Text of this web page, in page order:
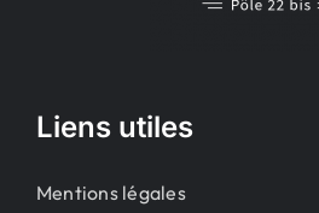
Liens utiles
Mentions légales